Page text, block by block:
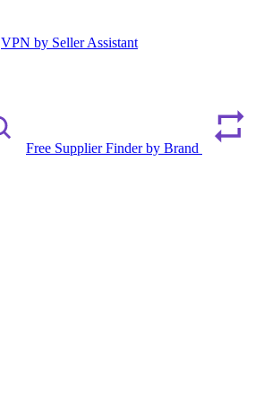
VPN by Seller Assistant
Free Supplier Finder by Brand